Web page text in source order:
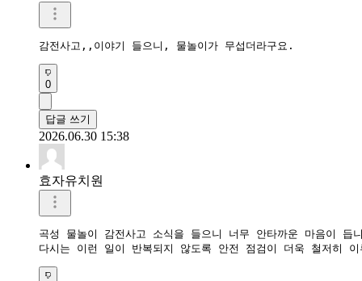
감전사고,,이야기 들으니, 물놀이가 무섭더라구요.
0
답글 쓰기
2026.06.30 15:38
효자유치원
곡성 물놀이 감전사고 소식을 들으니 너무 안타까운 마음이 듭